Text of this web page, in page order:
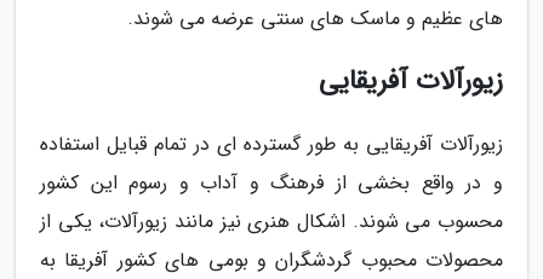
های عظیم و ماسک های سنتی عرضه می شوند.
زیورآلات آفریقایی
زیورآلات آفریقایی به طور گسترده ای در تمام قبایل استفاده
و در واقع بخشی از فرهنگ و آداب و رسوم این کشور
محسوب می شوند. اشکال هنری نیز مانند زیورآلات، یکی از
محصولات محبوب گردشگران و بومی های کشور آفریقا به